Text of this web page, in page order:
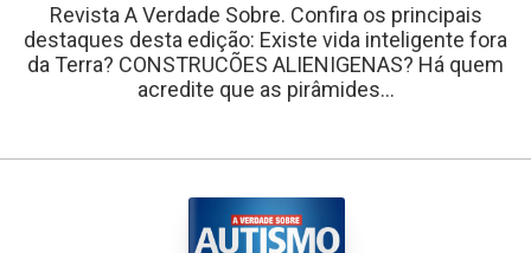
Revista A Verdade Sobre. Confira os principais
destaques desta edição: Existe vida inteligente fora
da Terra? CONSTRUCÕES ALIENIGENAS? Há quem
acredite que as pirâmides...